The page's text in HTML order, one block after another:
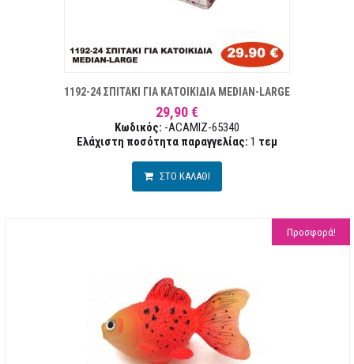
1192-24 ΣΠΙΤΑΚΙ ΓΙΑ ΚΑΤΟΙΚΙΔΙΑ MEDIAN-LARGE
29,90 €
Κωδικός: -ACAMIZ-65340
Ελάχιστη ποσότητα παραγγελίας: 1 τεμ
ΣΤΟ ΚΑΛΑΘΙ
Προσφορά!